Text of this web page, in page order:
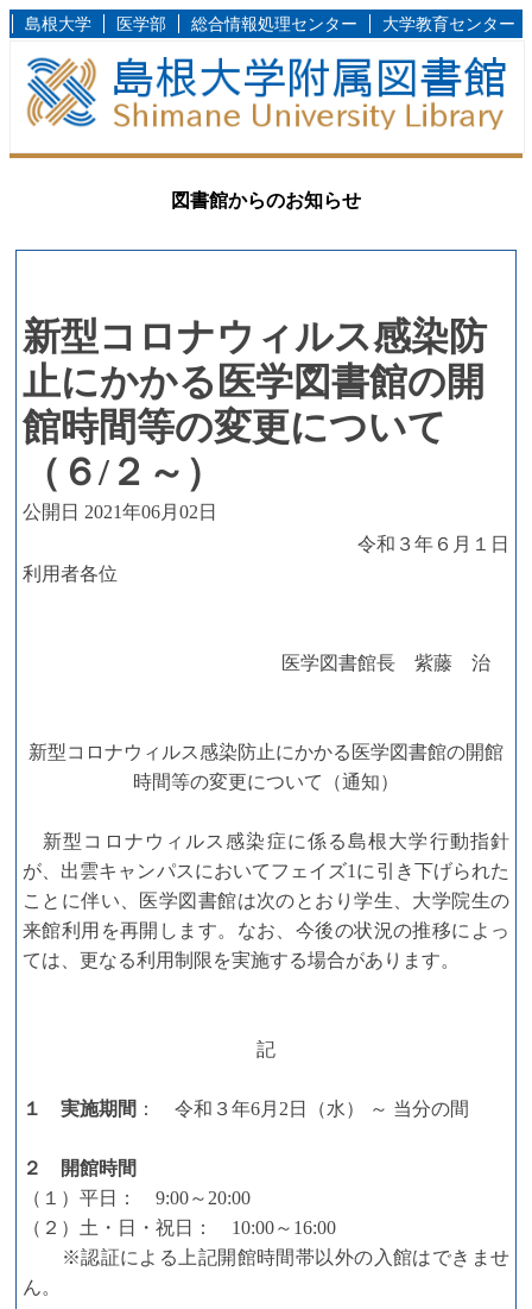
島根大学 医学部 総合情報処理センター 大学教育センター
図書館からのお知らせ
新型コロナウィルス感染防
止にかかる医学図書館の開
館時間等の変更について
（６/２～）
公開日 2021年06月02日
令和３年６月１日
利用者各位
医学図書館長 紫藤 治
新型コロナウィルス感染防止にかかる医学図書館の開館
時間等の変更について（通知）
新型コロナウィルス感染症に係る島根大学行動指針
が、出雲キャンパスにおいてフェイズ1に引き下げられた
ことに伴い、医学図書館は次のとおり学生、大学院生の
来館利用を再開します。なお、今後の状況の推移によっ
ては、更なる利用制限を実施する場合があります。
記
１ 実施期間 ： 令和３年6月2日（水） ～ 当分の間
２ 開館時間
（１）平日： 9:00～20:00
（２）土・日・祝日： 10:00～16:00
※認証による上記開館時間帯以外の入館はできませ
ん。